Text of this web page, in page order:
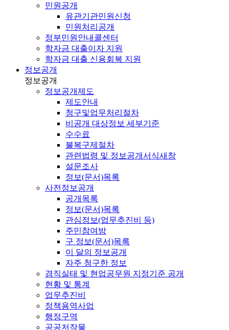
민원공개
유관기관민원신청
민원처리공개
정부민원안내콜센터
학자금 대출이자 지원
학자금 대출 신용회복 지원
정보공개
정보공개
정보공개제도
제도안내
청구및업무처리절차
비공개 대상정보 세부기준
수수료
불복구제절차
관련법령 및 정보공개서식새창
설문조사
정보(문서)목록
사전정보공개
공개목록
정보(문서)목록
관심정보(업무추진비 등)
주민참여방
구 정보(문서)목록
이 달의 정보공개
자주 청구한 정보
겸직실태 및 현업공무원 지정기준 공개
현황 및 통계
업무추진비
정책용역사업
행정구역
공공저작물